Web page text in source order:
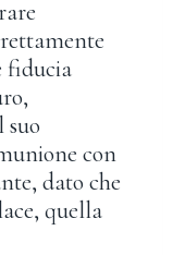
fiducia
suo
con
dato che
quella